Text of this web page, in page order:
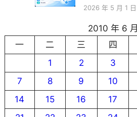
2026 年 5 月 1 日
2010 年 6 月
一
二 三 四
1
2 3
7
8 9 10
14
15 16 17